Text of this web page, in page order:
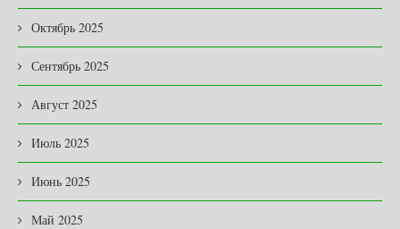
Октябрь 2025
Сентябрь 2025
Август 2025
Июль 2025
Июнь 2025
Май 2025